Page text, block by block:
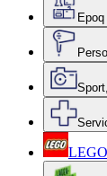
LEGO